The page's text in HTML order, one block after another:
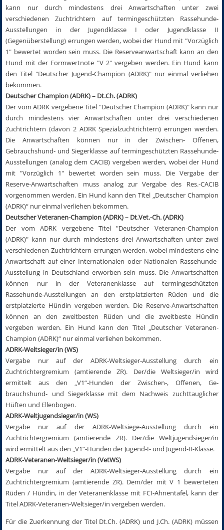
kann nur durch mindestens drei Anwartschaften unter zwei
verschiedenen Zuchtrichtern auf termingeschützten Rassehunde-
Ausstellungen in der Jugendklasse I oder Jugendklasse II
(Gegenüberstellung) errungen werden, wobei der Hund mit "Vorzüglich
1" bewertet worden sein muss. Die Reserveanwartschaft kann an den
Hund mit der Formwertnote "V 2" vergeben werden. Ein Hund kann
den Titel "Deutscher Jugend-Champion (ADRK)" nur einmal verliehen
bekommen.
Deutscher Champion (ADRK) – Dt.Ch. (ADRK)
Der vom ADRK vergebene Titel "Deutscher Champion (ADRK)" kann nur
durch mindestens vier Anwartschaften unter drei verschiedenen
Zuchtrichtern (davon 2 ADRK Spezialzuchtrichtern) errungen werden.
Die Anwartschaften können nur in der Zwischen- Offenen,
Gebrauchshund- und Siegerklasse auf termingeschützten Rassehunde-
Ausstellungen (analog dem CACIB) vergeben werden, wobei der Hund
mit "Vorzüglich 1" bewertet worden sein muss. Die Vergabe der
Reserve-Anwartschaften muss analog zur Vergabe des Res.-CACIB
vorgenommen werden. Ein Hund kann den Titel „Deutscher Champion
(ADRK)“ nur einmal verliehen bekommen.
Deutscher Veteranen-Champion (ADRK) – Dt.Vet.-Ch. (ADRK)
Der vom ADRK vergebene Titel "Deutscher Veteranen-Champion
(ADRK)" kann nur durch mindestens drei Anwartschaften unter zwei
verschiedenen Zuchtrichtern errungen werden, wobei mindestens eine
Anwartschaft auf einer Internationalen oder Nationalen Rassehunde-
Ausstellung in Deutschland erworben sein muss. Die Anwartschaften
können nur in der Veteranenklasse auf termingeschützten
Rassehunde-Ausstellungen an den erstplatzierten Rüden und die
erstplatzierte Hündin vergeben werden. Die Reserve-Anwartschaften
können an den zweitbesten Rüden und die zweitbeste Hündin
vergeben werden. Ein Hund kann den Titel „Deutscher Veteranen-
Champion (ADRK)“ nur einmal verliehen bekommen.
ADRK-Weltsieger/in (WS)
Vergabe nur auf der ADRK-Weltsieger-Ausstellung durch ein
Zuchtrichtergremium (amtierende ZR). Der/die Weltsieger/in wird
ermittelt aus den „V1“-Hunden der Zwischen-, Offenen, Ge­
brauchshund- und Siegerklasse mit dem Nachweis zuchttauglicher
Hüften und Ellenbogen.
ADRK-Weltjugendsieger/in (WS)
Vergabe nur auf der ADRK-Weltsiege-Ausstellung durch ein
Zuchtrichtergremium (amtierende ZR). Der/die Weltjugendsieger/in
wird ermittelt aus den „V1“-Hunden der Jugend-I- und Jugend-II-Klasse.
ADRK-Veteranen-Weltsieger/in (VetWS)
Vergabe nur auf der ADRK-Weltsieger-Ausstellung durch ein
Zuchtrichtergremium (amtierende ZR). Dem/der mit V 1 bewerteten
Rüden / Hündin, in der Veteranenklasse mit FCI-Ahnentafel, kann der
Titel ADRK-Veteranen-Weltsieger/in vergeben werden.
Für die Zuerkennung der Titel Dt.Ch. (ADRK) und J.Ch. (ADRK) müssen